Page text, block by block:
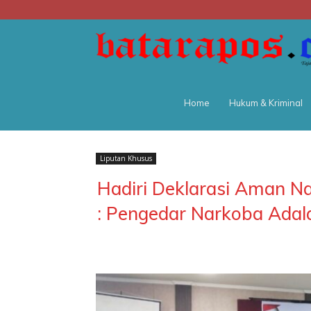
Home Hukum & Kriminal
Liputan Khusus
Hadiri Deklarasi Aman
: Pengedar Narkoba